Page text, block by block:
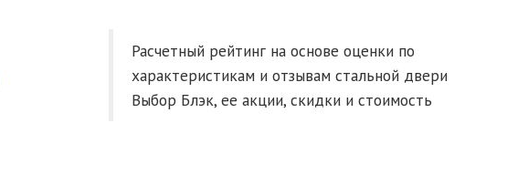
Расчетный рейтинг на основе оценки по
характеристикам и отзывам стальной двери
Выбор Блэк, ее акции, скидки и стоимость